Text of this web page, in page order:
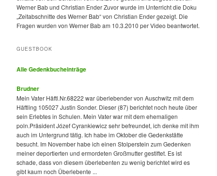
Werner Bab und Christian Ender Zuvor wurde im Unterricht die Doku
„Zeitabschnitte des Werner Bab“ von Christian Ender gezeigt. Die
Fragen wurden von Werner Bab am 10.3.2010 per Video beantwortet.
GUESTBOOK
Alle Gedenkbucheinträge
Brudner
Mein Vater Häftl.Nr.68222 war überlebender von Auschwitz mit dem
Häftling 105027 Justin Sonder. Dieser (87) berichtet noch heute über
sein Erlebtes in Schulen. Mein Vater war mit dem ehemaligen
poln.Präsident Józef Cyrankiewicz sehr befreundet, ich denke mit ihm
auch im Untergrund tätig. Ich habe im Oktober die Gedenkstätte
besucht. Im November habe ich einen Stolperstein zum Gedenken
meiner deportierten und ermordeten Großmutter gestiftet. Es ist
schade, dass von diesem überlebenten zu wenig berichtet wird es
gibt kaum noch Überlebente ...